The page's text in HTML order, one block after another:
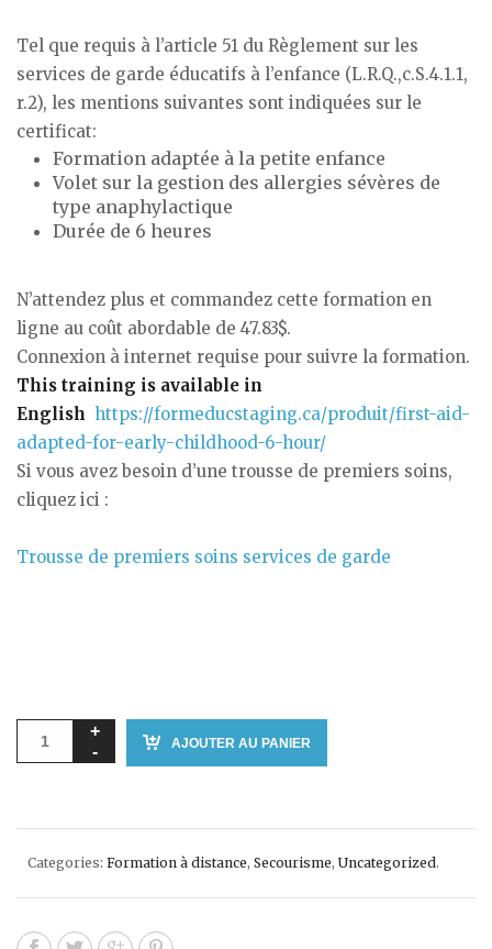
Tel que requis à l’article 51 du Règlement sur les
services de garde éducatifs à l’enfance (L.R.Q.,c.S.4.1.1,
r.2), les mentions suivantes sont indiquées sur le
certificat:
Formation adaptée à la petite enfance
Volet sur la gestion des allergies sévères de
type anaphylactique
Durée de 6 heures
N’attendez plus et commandez cette formation en
ligne au coût abordable de 47.83$.
Connexion à internet requise pour suivre la formation.
This training is available in
English https://formeducstaging.ca/produit/first-aid-
adapted-for-early-childhood-6-hour/
Si vous avez besoin d’une trousse de premiers soins,
cliquez ici :
Trousse de premiers soins services de garde
AJOUTER AU PANIER
Categories: Formation à distance, Secourisme, Uncategorized .